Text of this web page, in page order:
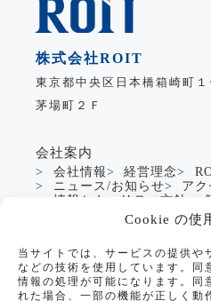
Cookie の使
当サイトでは、サービスの提供
などの技術を使用しています。同
情報の処理が可能になります。同
れた場合、一部の機能が正しく動
株式会社ROIT
東京都中央区日本橋箱崎町
茅場町２Ｆ
会社案内
会社情報 経営理念
ニュース/お知らせ
ア
情報セキュリティ方針
製造業DXサービス
グ
Dynamics365支援
生成
PowerApps支援